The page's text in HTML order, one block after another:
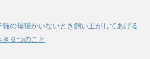
猫の母猫がいないとき飼い主がしてあげる
き６つのこと